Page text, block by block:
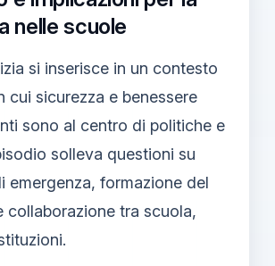
nelle scuole
si inserisce in un contesto
cui sicurezza e benessere
sono al centro di politiche e
solleva questioni su
emergenza, formazione del
collaborazione tra scuola,